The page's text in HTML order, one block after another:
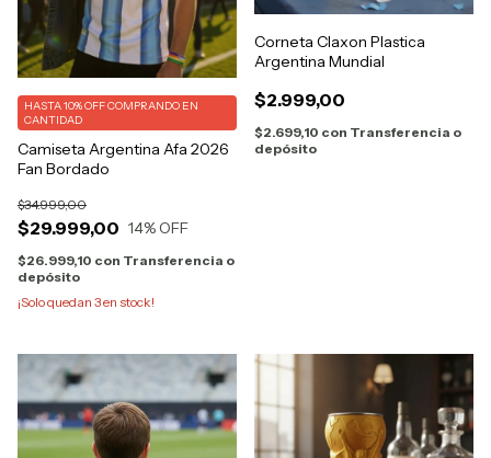
Camiseta Argentina Afa 2026
Fan Bordado
$29.999,00
$34.999,00
14% OFF
HASTA 10% OFFCOMPRANDO EN
CANTIDAD
$26.999,10 con Transferencia o
depósito
¡Solo quedan 3en stock!
Corneta Claxon Plastica
Argentina Mundial
$2.999,00
$2.699,10 con Transferencia o
depósito